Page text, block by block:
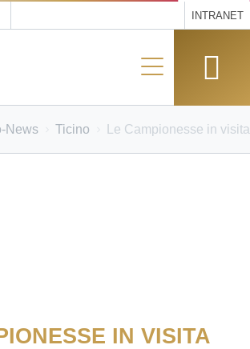
INTRANET
News Ticino Le Campionesse in visita
IN VISITA